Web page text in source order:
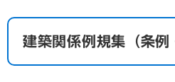
建築関係例規集（条例